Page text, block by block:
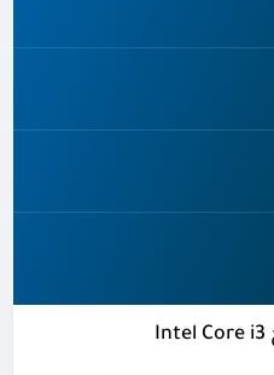
أداء ومواصفات معالج Intel Core i3